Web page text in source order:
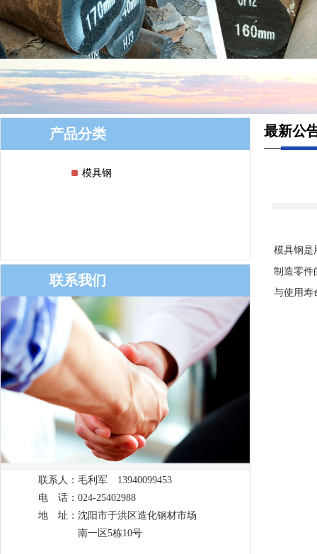
产品分类
模具钢
联系我们
联系人：毛利军 13940099453
电 话：024-25402988
地 址：沈阳市于洪区造化钢材市场
南一区5栋10号
最新公
模具钢是
制造零件
与使用寿